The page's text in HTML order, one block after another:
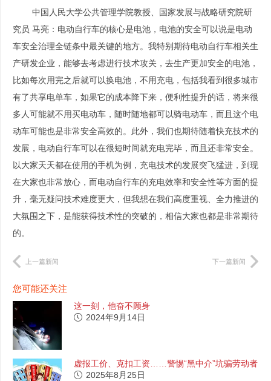
中国人民大学公共管理学院教授、国家发展与战略研究院研
究员 马亮： 电动自行车的核心是电池，电池的安全可以说是电动
车安全治理全链条中最关键的地方。我特别期待电动自行车相关生
产研发企业，能够去考虑进行技术攻关，去生产更加安全的电池，
比如每次用完之后就可以换电池，不用充电，包括我看到很多城市
有了共享电单车，如果它的成本降下来，便利性提升的话，将来很
多人可能就不用买电动车，随时随地都可以骑电动车，而且这个电
动车可能也是非常安全高效的。此外，我们也期待随着快充技术的
发展，电动自行车可以在很短时间就充电完毕，而且还非常安全。
以大家天天都在使用的手机为例，充电技术的发展突飞猛进，到现
在大家也非常放心，而电动自行车的充电效率和安全性等方面的提
升，毫无疑问技术难度更大，但我想在我们高度重视、全力推进的
大氛围之下，是能获得技术性的突破的，相信大家也都是非常期待
的。
上一篇新闻 下一篇新闻
您可能还关注
这一刻，他奋不顾身
2024年9月14日
虚报工价、克扣工资……警惕“黑中介”坑骗劳动者
2025年8月25日